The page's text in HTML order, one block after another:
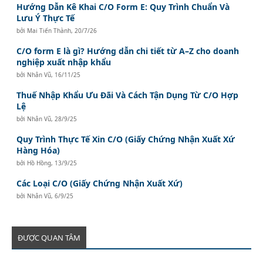
Hướng Dẫn Kê Khai C/O Form E: Quy Trình Chuẩn Và
Lưu Ý Thực Tế
bởi Mai Tiến Thành, 20/7/26
C/O form E là gì? Hướng dẫn chi tiết từ A–Z cho doanh
nghiệp xuất nhập khẩu
bởi Nhân Vũ, 16/11/25
Thuế Nhập Khẩu Ưu Đãi Và Cách Tận Dụng Từ C/O Hợp
Lệ
bởi Nhân Vũ, 28/9/25
Quy Trình Thực Tế Xin C/O (Giấy Chứng Nhận Xuất Xứ
Hàng Hóa)
bởi Hồ Hồng, 13/9/25
Các Loại C/O (Giấy Chứng Nhận Xuất Xứ)
bởi Nhân Vũ,6/9/25
ĐƯỢC QUAN TÂM